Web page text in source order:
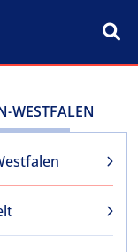
WESTFALEN